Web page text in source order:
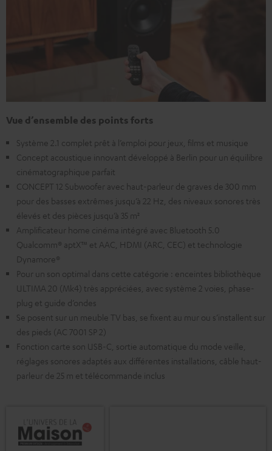
Vue d’ensemble des points forts
Système 2.1 complet prêt à l’emploi pour jeux, films et musique
Concept acoustique innovant développé à Berlin pour un équilibre
cinématographique parfait
CONCEPT 12 Subwoofer avec haut-parleur de graves de 300 mm
pour des basses extrêmes jusqu’à 22 Hz, des niveaux sonores très
élevés et des pièces jusqu’à 35 m²
Amplificateur home cinéma intégré avec Bluetooth 5.0
Qualcomm® aptX™ et AAC, HDMI (ARC, CEC) et technologie
Dynamore®
Pour un son optimal dans cette catégorie : enceintes bibliothèque
ULTIMA 20 (Mk4) très appréciées, avec système 2 voies, phase-
plug et guide d’ondes
Se posent sur un meuble TV bas, se fixent au mur ou s’installent sur
des pieds (AC 7001 SP 2)
Fonction carte son USB-C, sortie automatique du mode veille,
réglages sonores adaptés aux différentes installations, câble haut-
parleur de 25 m et télécommande inclus